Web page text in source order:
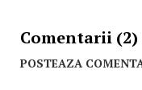
Comentarii (2)
POSTEAZA